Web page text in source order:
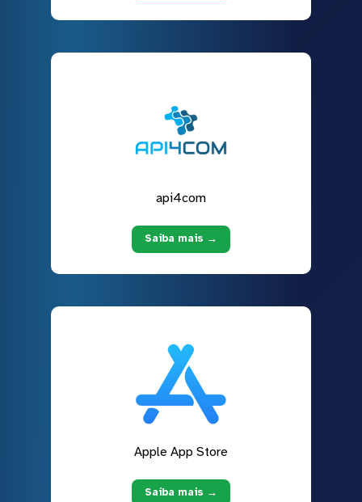
api4com
Saiba mais →
Apple App Store
Saiba mais →